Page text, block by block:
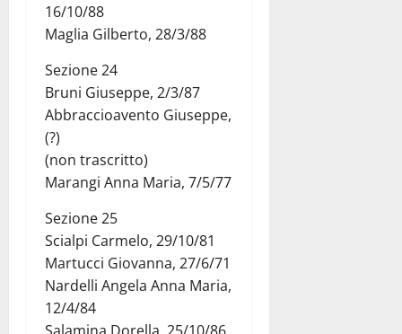
16/10/88
Maglia Gilberto, 28/3/88
Sezione 24
Bruni Giuseppe, 2/3/87
Abbraccioavento Giuseppe,
(?)
(non trascritto)
Marangi Anna Maria, 7/5/77
Sezione 25
Scialpi Carmelo, 29/10/81
Martucci Giovanna, 27/6/71
Nardelli Angela Anna Maria,
12/4/84
Salamina Dorella, 25/10/86